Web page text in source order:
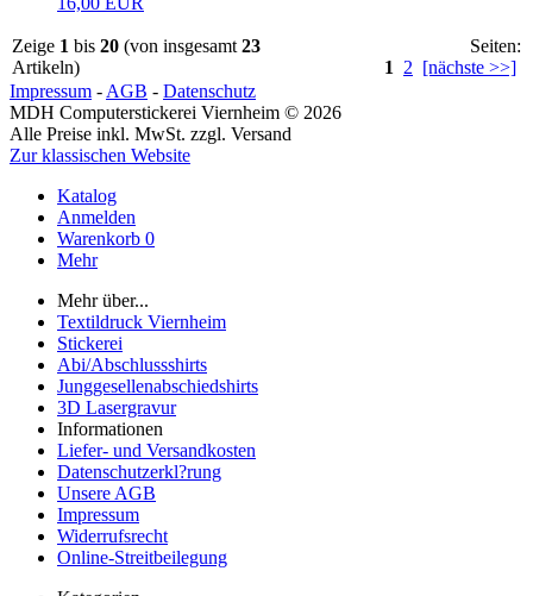
Zeige 1 bis 20 (von insgesamt 23
Artikeln)
Seiten:
1
2 [nächste >>]
Impressum - AGB - Datenschutz
MDH Computerstickerei Viernheim © 2026
Alle Preise inkl. MwSt. zzgl. Versand
Zur klassischen Website
Katalog
Anmelden
Warenkorb 0
Mehr
Mehr über...
Textildruck Viernheim
Stickerei
Abi/Abschlussshirts
Junggesellenabschiedshirts
3D Lasergravur
Informationen
Liefer- und Versandkosten
Datenschutzerkl?rung
Unsere AGB
Impressum
Widerrufsrecht
Online-Streitbeilegung